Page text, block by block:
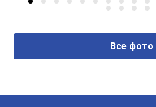
Все фото